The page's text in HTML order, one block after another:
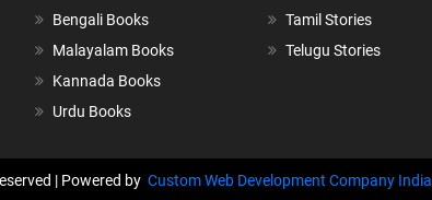
Bengali Books
Malayalam Books
Kannada Books
Urdu Books
Tamil Stories
Telugu Stories
| Powered by Custom Web Development Company India